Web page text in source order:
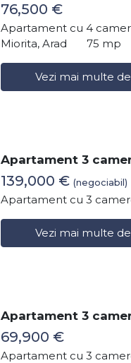
76,500 €
Apartament cu 4
Miorita, Arad
75 mp
Vezi mai multe
Apartament 3
139,000 € (negociabil)
Apartament cu 3
Vezi mai multe
Apartament 3
69,900 €
Apartament cu 3